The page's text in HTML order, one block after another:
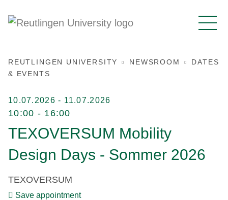
REUTLINGEN UNIVERSITY NEWSROOM
DATES
& EVENTS
10.07.2026 - 11.07.2026
10:00 - 16:00
TEXOVERSUM Mobility
Design Days - Sommer 2026
TEXOVERSUM
Save appointment